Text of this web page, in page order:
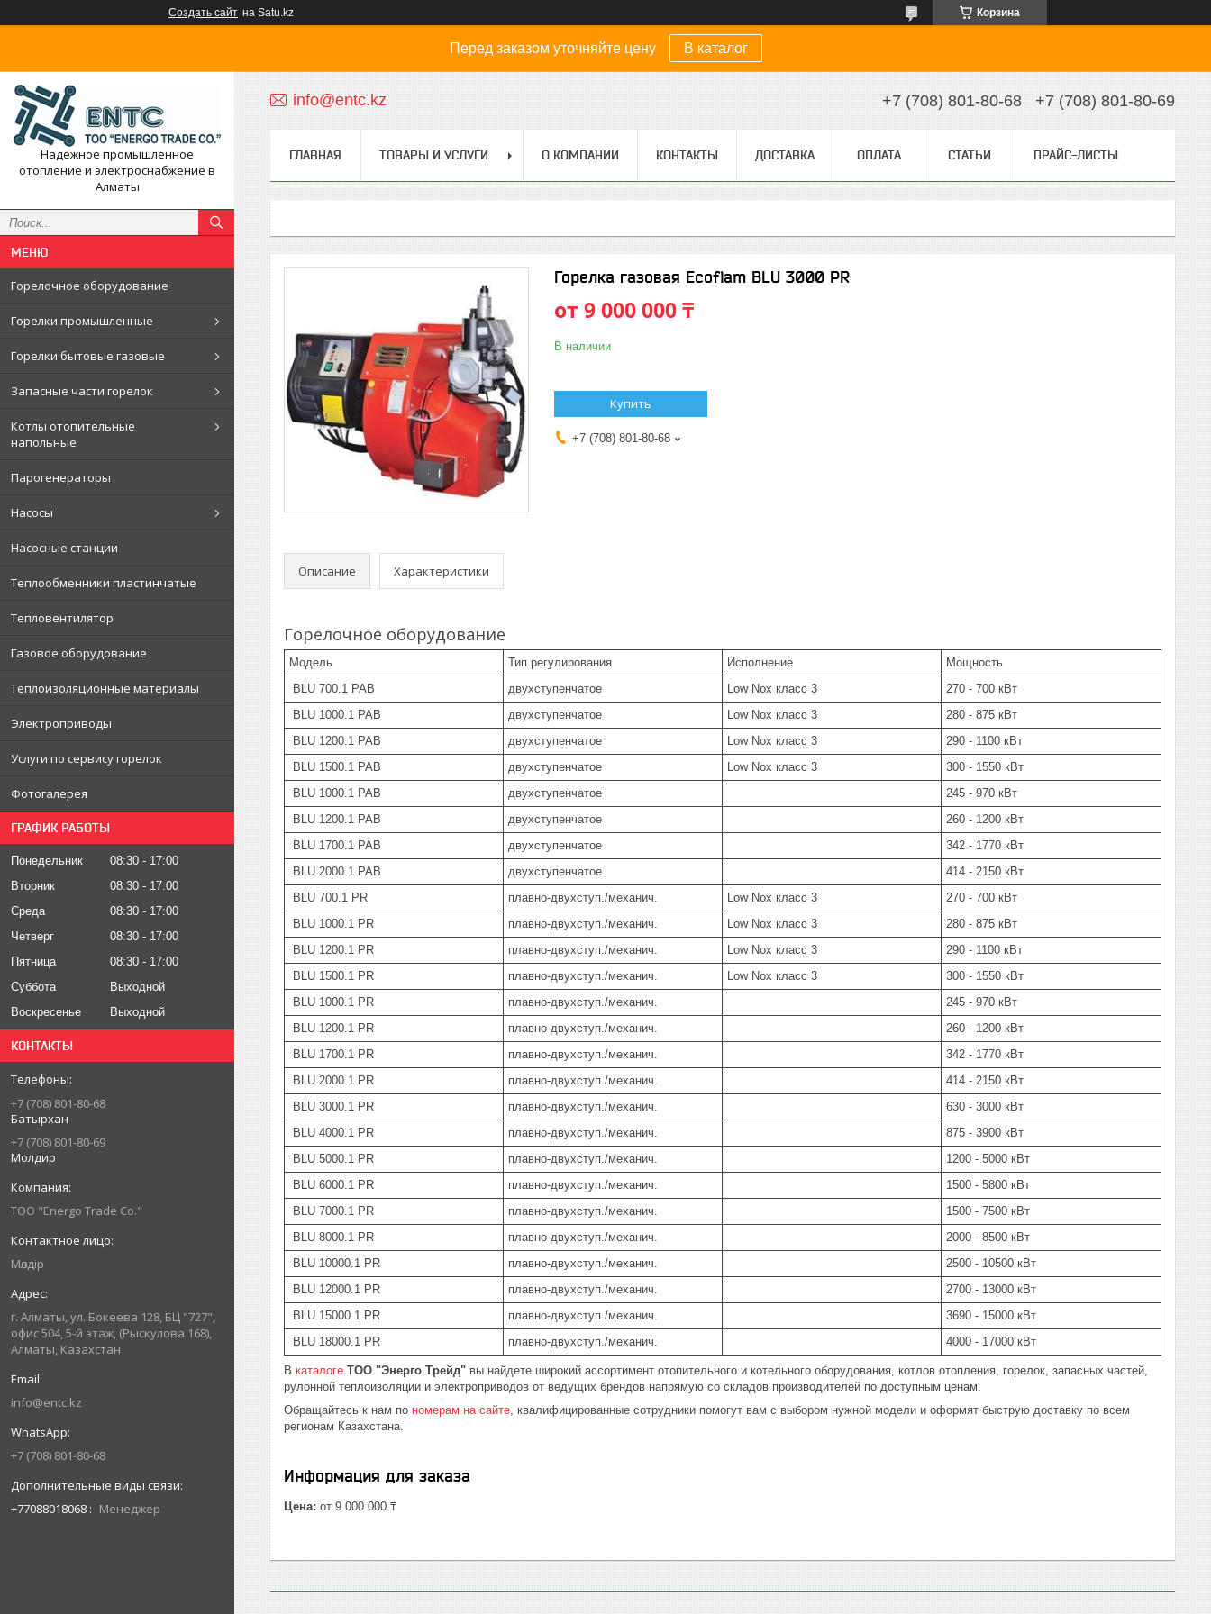
Создать сайт на Satu.kz Корзина
Перед заказом уточняйте цену В каталог
Надежное промышленное
отопление и электроснабжение в
Алматы
Горелочное оборудование
Горелки промышленные
Горелки бытовые газовые
Запасные части горелок
Котлы отопительные
напольные
Парогенераторы
Насосы
Насосные станции
Теплообменники пластинчатые
Тепловентилятор
Газовое оборудование
Теплоизоляционные материалы
Электроприводы
Услуги по сервису горелок
Фотогалерея
ГРАФИК РАБОТЫ
Понедельник 08:30
17:00
Вторник
08:30
17:00
Среда
08:30
17:00
Четверг
08:30
17:00
Пятница
08:30
17:00
Суббота
Выходной
Воскресенье
Выходной
КОНТАКТЫ
+7 (708) 801-80-68
Батырхан
+7 (708) 801-80-69
Молдир
ТОО "Energo Trade Co."
Мөлдір
г. Алматы, ул. Бокеева 128, БЦ "727",
офис 504, 5-й этаж, (Рыскулова 168),
Алматы, Казахстан
info@entc.kz
+7 (708) 801-80-68
+77088018068 Менеджер
info@entc.kz +7 (708) 801-80-68 +7 (708) 801-80-69
ГЛАВНАЯ ТОВАРЫ И УСЛУГИ О КОМПАНИИ КОНТАКТЫ ДОСТАВКА ОПЛАТА СТАТЬИ ПРАЙС-ЛИСТЫ
Горелка газовая Ecoflam BLU 3000 PR
от9 000 000 ₸
В наличии
Купить
+7 (708) 801-80-68
Описание Характеристики
Горелочное оборудование
Модель Тип регулирования Исполнение
Мощность
BLU 700.1 PAB
двухступенчатое Low Nox класс 3
270 - 700 кВт
BLU 1000.1 PAB
двухступенчатое Low Nox класс 3
280 - 875 кВт
BLU 1200.1 PAB
двухступенчатое Low Nox класс 3
290 - 1100 кВт
BLU 1500.1 PAB
двухступенчатое Low Nox класс 3
300 - 1550 кВт
BLU 1000.1 PAB
двухступенчатое
245 - 970 кВт
BLU 1200.1 PAB
двухступенчатое
260 - 1200 кВт
BLU 1700.1 PAB
двухступенчатое
342 - 1770 кВт
BLU 2000.1 PAB
двухступенчатое
414 - 2150 кВт
BLU 700.1 PR
плавно-двухступ./механич. Low Nox класс 3
270 - 700 кВт
BLU 1000.1 PR
плавно-двухступ./механич. Low Nox класс 3
280 - 875 кВт
BLU 1200.1 PR
плавно-двухступ./механич. Low Nox класс 3
290 - 1100 кВт
BLU 1500.1 PR
плавно-двухступ./механич. Low Nox класс 3
300 - 1550 кВт
BLU 1000.1 PR
плавно-двухступ./механич.
245 - 970 кВт
BLU 1200.1 PR
плавно-двухступ./механич.
260 - 1200 кВт
BLU 1700.1 PR
плавно-двухступ./механич.
342 - 1770 кВт
BLU 2000.1 PR
плавно-двухступ./механич.
414 - 2150 кВт
BLU 3000.1 PR
плавно-двухступ./механич.
630 - 3000 кВт
BLU 4000.1 PR
плавно-двухступ./механич.
875 - 3900 кВт
BLU 5000.1 PR
плавно-двухступ./механич.
1200 - 5000 кВт
BLU 6000.1 PR
плавно-двухступ./механич.
1500 - 5800 кВт
BLU 7000.1 PR
плавно-двухступ./механич.
1500 - 7500 кВт
BLU 8000.1 PR
плавно-двухступ./механич.
2000 - 8500 кВт
BLU 10000.1 PR
плавно-двухступ./механич.
2500 - 10500 кВт
BLU 12000.1 PR
плавно-двухступ./механич.
2700 - 13000 кВт
BLU 15000.1 PR
плавно-двухступ./механич.
3690 - 15000 кВт
BLU 18000.1 PR
плавно-двухступ./механич. 4000 - 17000 кВт
В каталоге ТОО "Энерго Трейд" вы найдете широкий ассортимент отопительного и котельного оборудования, котлов отопления, горелок, запасных частей,
рулонной теплоизоляции и электроприводов от ведущих брендов напрямую со складов производителей по доступным ценам.
Обращайтесь к нам по номерам на сайте, квалифицированные сотрудники помогут вам с выбором нужной модели и оформят быструю доставку по всем
регионам Казахстана.
Информация для заказа
Цена: от 9 000 000 ₸